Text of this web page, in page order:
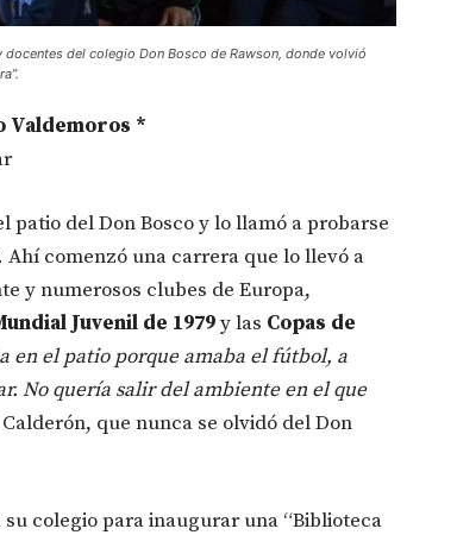
del colegio Don Bosco de Rawson, donde volvió
Valdemoros *
patio del Don Bosco y lo llamó a probarse
Ahí comenzó una carrera que lo llevó a
y numerosos clubes de Europa,
Juvenil de 1979y las Copas de
en el patio porque amaba el fútbol, a
No quería salir del ambiente en el que
que nunca se olvidó del Don
colegio para inaugurar una “Biblioteca